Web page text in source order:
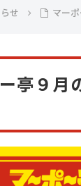
せ マー
亭９月